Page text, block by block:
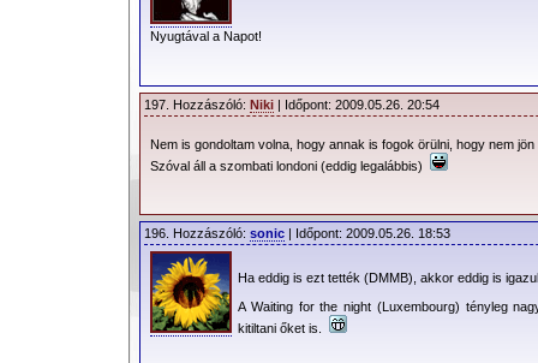
Azóta nem túl sok információ
állapotával kapcsolatban –
Dave súlyos bél- ill. gyomorhurut
hogy az összes elmaradt koncert
A soron következő (május 23.)
hírek láttak napvilágot. A
biztonsági szolgálat is megerősítette,
hír a rosszban az volt, hogy a turné
Riga felé tartottak – reméljük, nem
Nyugtával a Napot!
197. Hozzászóló: Niki | Időpont: 2009.05.26. 20:54
Nem is gondoltam volna, hogy annak is fogok örülni, hogy nem jön
Szóval áll a szombati londoni (eddig legalábbis)
196. Hozzászóló: sonic | Időpont: 2009.05.26. 18:53
Ha eddig is ezt tették (DMMB), akkor eddig is
A Waiting for the night (Luxembourg) tényleg
kitiltani őket is.